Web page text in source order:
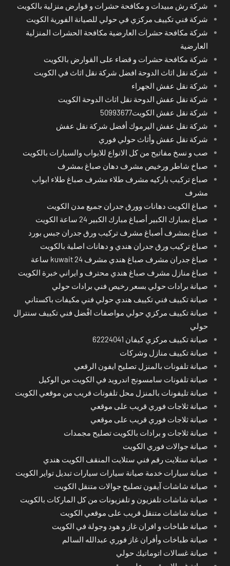
شركة رش مبيدات و مكافحة حشرات و قوارض منزلية بالكويت
شركة فني تكييف مركزي في حولي للصيانة الفورية الكويت
شركة مكافحة حشرات العارضية مكافحة الحشرات المنزلية
العارضية
شركة مكافحة حشرات و قضاء على القوارض بالكويت
شركة نقل اثاث الدوحة افضل شركة نقل اثاث في الكويت
شركة نقل عفش الجهراء
شركة نقل عفش الدوحة نقل اثاث الدوحة الكويت
شركة نقل عفش الكويت50993677
شركة نقل عفش اليرموك أفضل شركة نقل عفش
شركة نقل عفش وأثاث حولي فوري
صب و نسخ مفاتيح من كل الانواع للابواب والسيارات بالكويت
صباخ شاطر ورخيص مشرف دهان صباغ بمشرف
صباع تركيب باركيه مشرف طلاء مشرف صباغ طلاء ابواب
مشرف
صباغ الكويت دهانات وورق جدران جميع مدن الكويت
صباغ بمبارك الكبير أصباغ مبارك الكبير 24 ساعة الكويت
صباغ بمشرف أصباغ مشرف تركيب ورق جدران جبس بورد
صباغ تركيب ورق جدران هندي و دهانات اصلية بالكويت
صباغ جدران مشرف صباغ هندي مشرف kuwait 24 ساعة
صباغ منازل مشرف صباغ هندي محترف و ايراني خبرة الكويت
صيانة برادات حولي بسعر رخيص فني برادات حولي
صيانة تكييف فني تكييف هندي حولي فني مكيفات باكستاني
صيانة تكييف مركزي حولي مواصفات افْضل فني تكييف سنترال
حولي
صيانة تكييف مركزي كيفان 62224041
صيانة تكييف منازل وشركات
صيانة تلفونات بالمنزل تصليح ايفون الرقعي
صيانة تلفونات سامسونج اندرويد في الكويت من الوكيل
صيانة تليفونات بالمنزل محل تلفونات قريب من موقعي الكويت
صيانة ثلاجات فوري قريب على موقعي
صيانة ثلاجات فوري قريب على موقعي
صيانة ثلاجات و برادات بالكويت تصليح مجمدات
صيانة جوالات فوري الكويت
صيانة ستلايت رقم فني ستلايت المنقف الكويت هندي
صيانة سيارات خدمة صيانة سيارات سيارات تبديل تواير الكويت
صيانة شاشات آيفون تصليح جوالات متنقل الكويت
صيانة شاشات تلفزيون و تلفزيونات من كل الماركات بالكويت
صيانة شاشات متنقل قريب على موقعي الكويت
صيانة طباخات و افران غاز و هود وجولة في الكويت
صيانة طباخات وأفران غاز فوري عبدالله السالم
صيانة غسالات اتوماتيك حولي